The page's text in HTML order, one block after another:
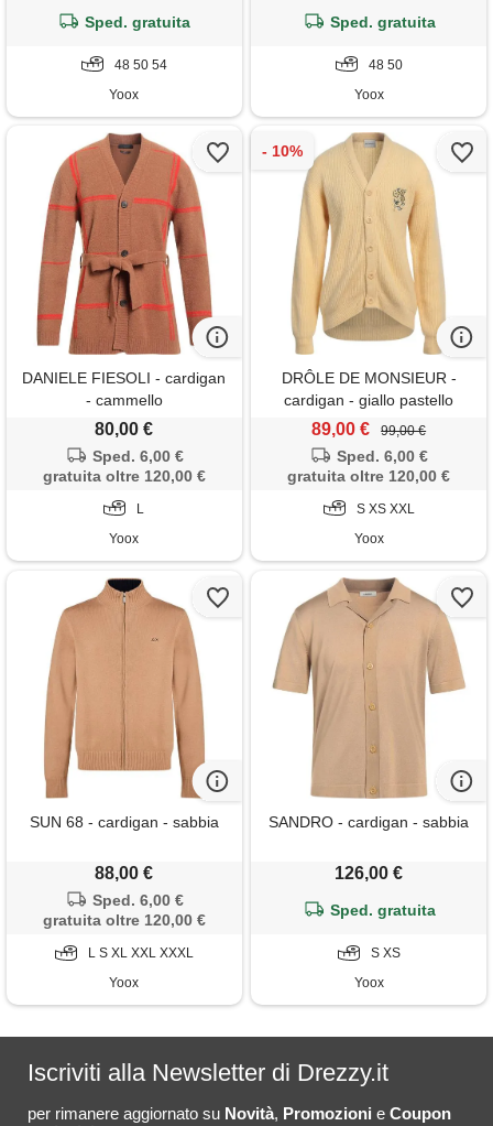
Sped. gratuita
48 50 54
Yoox
Sped. gratuita
48 50
Yoox
DANIELE FIESOLI - cardigan
- cammello
80,00 €
Sped. 6,00 €
gratuita oltre 120,00 €
L
Yoox
DRÔLE DE MONSIEUR -
cardigan - giallo pastello
89,00 € 99,00 €
Sped. 6,00 €
gratuita oltre 120,00 €
S XS XXL
Yoox
SUN 68 - cardigan - sabbia
88,00 €
Sped. 6,00 €
gratuita oltre 120,00 €
L S XL XXL XXXL
Yoox
SANDRO - cardigan - sabbia
126,00 €
Sped. gratuita
S XS
Yoox
Iscriviti alla Newsletter di Drezzy.it
per rimanere aggiornato su Novità, Promozioni e Coupon